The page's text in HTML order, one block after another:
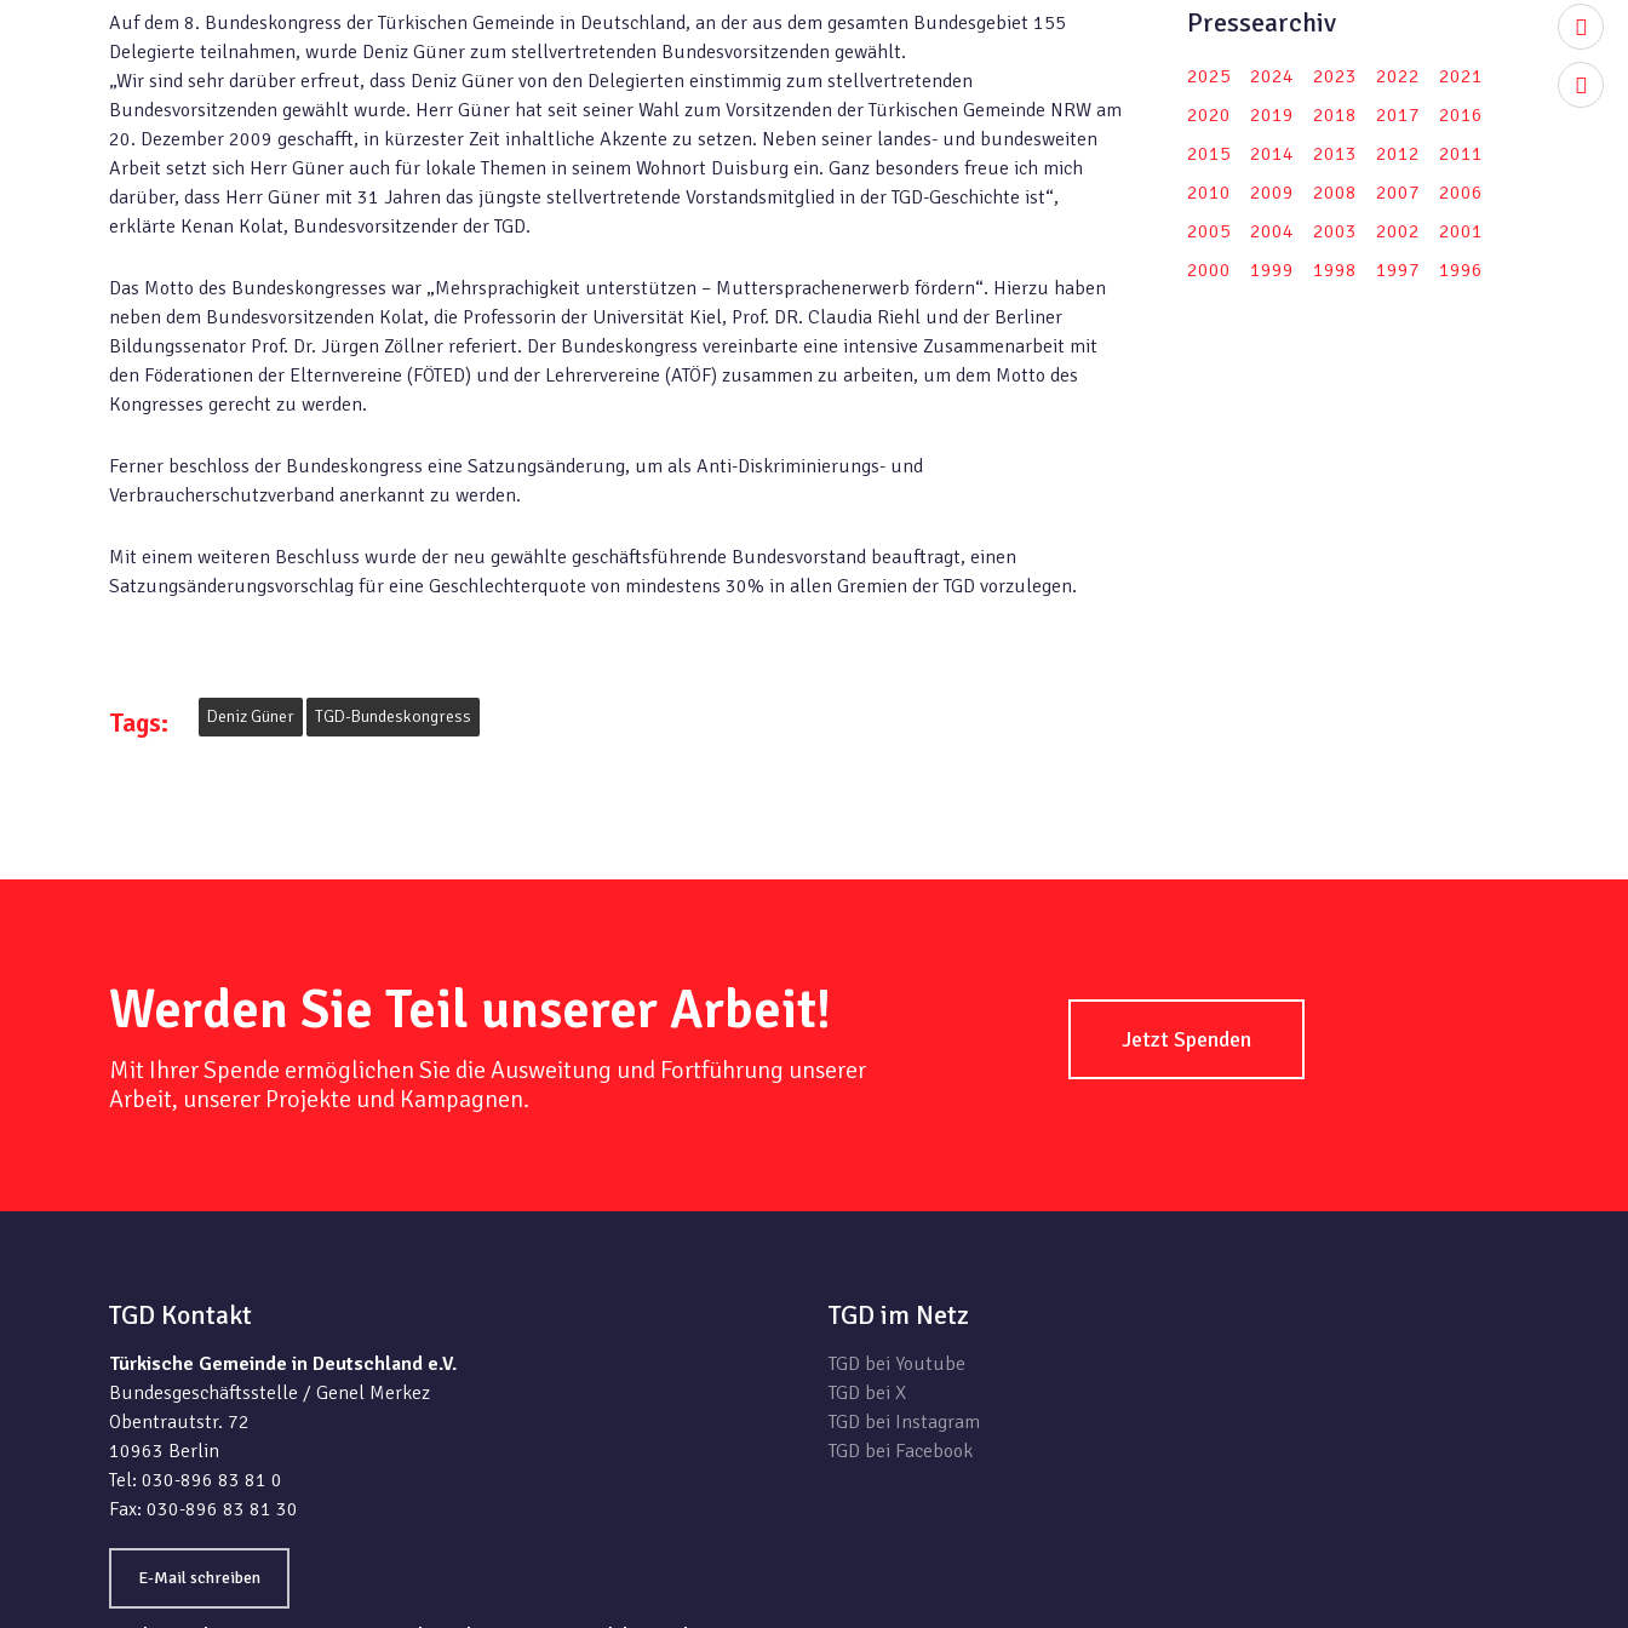
Auf dem 8. Bundeskongress der Türkischen Gemeinde in Deutschland, an der aus dem gesamten Bundesgebiet 155
Delegierte teilnahmen, wurde Deniz Güner zum stellvertretenden Bundesvorsitzenden gewählt.
„Wir sind sehr darüber erfreut, dass Deniz Güner von den Delegierten einstimmig zum stellvertretenden
Bundesvorsitzenden gewählt wurde. Herr Güner hat seit seiner Wahl zum Vorsitzenden der Türkischen Gemeinde NRW am
20. Dezember 2009 geschafft, in kürzester Zeit inhaltliche Akzente zu setzen. Neben seiner landes- und bundesweiten
Arbeit setzt sich Herr Güner auch für lokale Themen in seinem Wohnort Duisburg ein. Ganz besonders freue ich mich
darüber, dass Herr Güner mit 31 Jahren das jüngste stellvertretende Vorstandsmitglied in der TGD-Geschichte ist“,
erklärte Kenan Kolat, Bundesvorsitzender der TGD.
Das Motto des Bundeskongresses war „Mehrsprachigkeit unterstützen – Muttersprachenerwerb fördern“. Hierzu haben
neben dem Bundesvorsitzenden Kolat, die Professorin der Universität Kiel, Prof. DR. Claudia Riehl und der Berliner
Bildungssenator Prof. Dr. Jürgen Zöllner referiert. Der Bundeskongress vereinbarte eine intensive Zusammenarbeit mit
den Föderationen der Elternvereine (FÖTED) und der Lehrervereine (ATÖF) zusammen zu arbeiten, um dem Motto des
Kongresses gerecht zu werden.
Ferner beschloss der Bundeskongress eine Satzungsänderung, um als Anti-Diskriminierungs- und
Verbraucherschutzverband anerkannt zu werden.
Mit einem weiteren Beschluss wurde der neu gewählte geschäftsführende Bundesvorstand beauftragt, einen
Satzungsänderungsvorschlag für eine Geschlechterquote von mindestens 30% in allen Gremien der TGD vorzulegen.
Tags: Deniz Güner TGD-Bundeskongress
Pressearchiv
2025 2024 2023 2022
2021
2020
2019 2018 2017
2016
2015
2014 2013 2012
2011
2010
2009 2008 2007
2006
2005
2004 2003 2002
2001
2000
1999 1998 1997 1996
Werden Sie Teil unserer Arbeit!
Mit Ihrer Spende ermöglichen Sie die Ausweitung und Fortführung unserer
Arbeit, unserer Projekte und Kampagnen.
Jetzt Spenden
TGD Kontakt
Türkische Gemeinde in Deutschland e.V.
Bundesgeschäftsstelle / Genel Merkez
Obentrautstr. 72
10963 Berlin
Tel: 030-896 83 81 0
Fax: 030-896 83 81 30
E-Mail schreiben
TGD im Netz
TGD bei Youtube
TGD bei X
TGD bei Instagram
TGD bei Facebook